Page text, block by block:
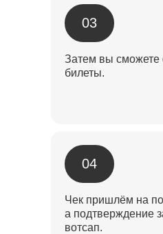
Затем вы сможете
билеты.
03
Чек пришлём на
а подтверждение
вотсап.
04